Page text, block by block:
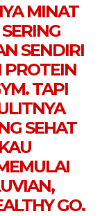
MINAT
SENDIRI
PROTEIN
TAPI
SEHAT
GO.